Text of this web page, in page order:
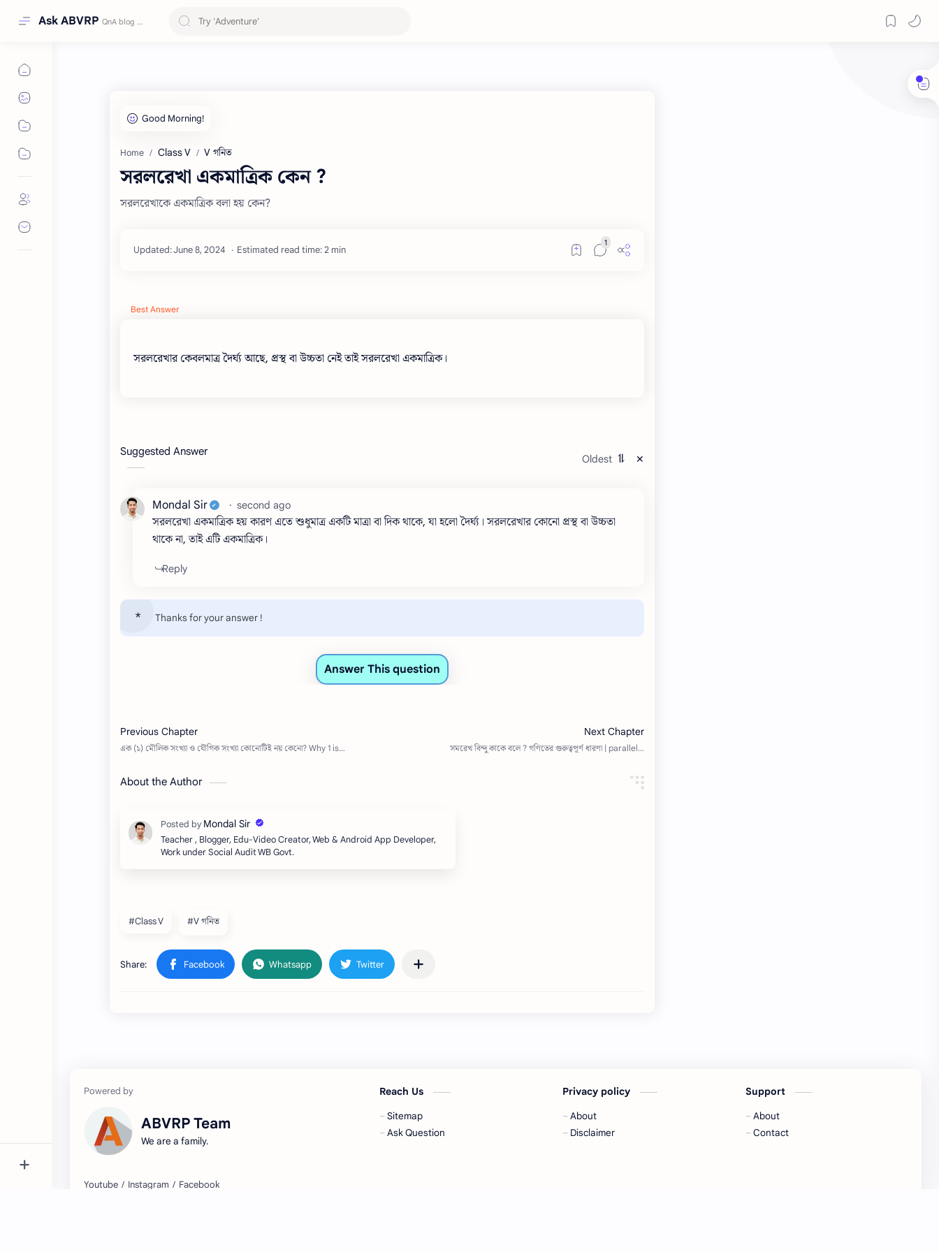
Ask ABVRP
Home Class V V গনিত
সরলরেখা একমাত্রিক কেন ?
সরলরেখাকে একমাত্রিক বলা হয় কেন?
Estimated read time: 2 min
Best Answer
সরলরেখার কেবলমাত্র দৈর্ঘ্য আছে, প্রস্থ বা উচ্চতা নেই তাই সরলরেখা একমাত্রিক।
Suggested Answer
Mondal Sir second ago
সরলরেখা একমাত্রিক হয় কারণ এতে শুধুমাত্র একটি মাত্রা বা দিক থাকে, যা হলো দৈর্ঘ্য। সরলরেখার কোনো প্রস্থ বা উচ্চতা
থাকে না, তাই এটি একমাত্রিক।
Thanks for your answer !
About the Author
Teacher , Blogger, Edu-Video Creator, Web & Android App Developer,
Work under Social Audit WB Govt.
#Class V #V গনিত
ABVRP Team
We are a family.
Reach Us
Sitemap
Ask Question
Privacy policy
About
Disclaimer
Support
About
Contact